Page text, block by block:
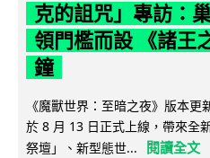
克的詛咒」專訪：
領門檻而設 《諸王
鐘
《魔獸世界：至暗之夜》版本
於 8 月 13 日正式上線，帶來全
祭壇」、新型態世...
閱讀全文